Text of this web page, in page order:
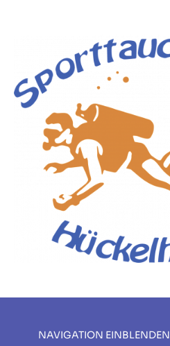
NAVIGATION EINBLENDEN